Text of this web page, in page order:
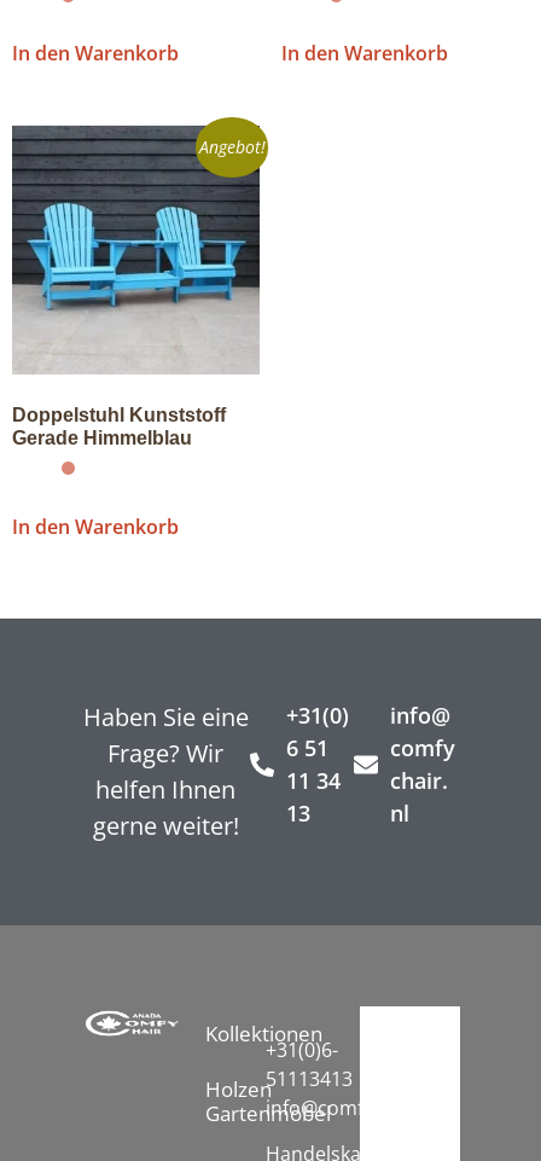
In den Warenkorb In den Warenkorb
Angebot!
Doppelstuhl Kunststoff
Gerade Himmelblau
In den Warenkorb
Haben Sie eine
Frage? Wir
helfen Ihnen
gerne weiter!
+31(0)
6 51
11 34
13
info@
comfy
chair.
nl
Kollektionen
Holzen
Gartenmöbel
+31(0)6-
51113413
info@comfychair.nl
Handelskammer